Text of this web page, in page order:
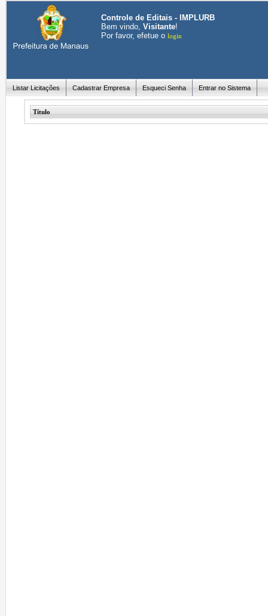
Controle de Editais - IMPLURB
Bem vindo, Visitante!
Por favor, efetue o login
Listar Licitações Cadastrar Empresa Esqueci Senha Entrar no Sistema
Título